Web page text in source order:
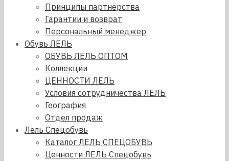
Принципы партнёрства
Гарантии и возврат
Персональный менеджер
Обувь ЛЕЛЬ
ОБУВЬ ЛЕЛЬ ОПТОМ
Коллекции
ЦЕННОСТИ ЛЕЛЬ
Условия сотрудничества ЛЕЛЬ
География
Отдел продаж
Лель Спецобувь
Каталог ЛЕЛЬ СПЕЦОБУВЬ
Ценности ЛЕЛЬ Спецобувь